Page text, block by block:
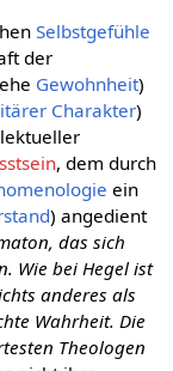
Selbstgefühle
der
Gewohnheit)
Charakter)
, dem durch
ein
) angedient
das sich
Wie bei Hegel ist
anderes als
Wahrheit. Die
Theologen